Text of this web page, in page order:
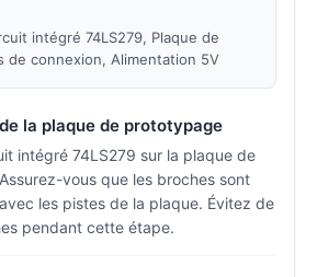
intégré 74LS279, Plaque de
de connexion, Alimentation 5V
la plaque de prototypage
intégré 74LS279 sur la plaque de
vous que les broches sont
les pistes de la plaque. Évitez de
pendant cette étape.